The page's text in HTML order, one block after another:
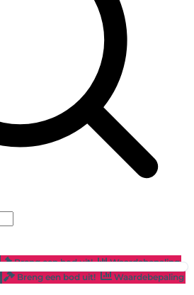
Breng een bod uit!
Waardebepaling
Breng een bod uit! Waardebepaling